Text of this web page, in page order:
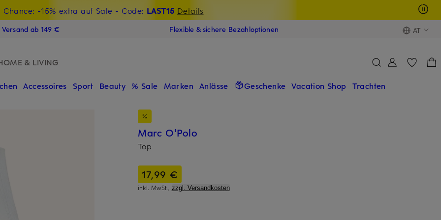
Chance: -15% extra auf Sale - Code: LAST15 Details
Willkommensgutschein mit Beyond sichern
ab 149 € Flexible & sichere Bezahloptionen AT
& LIVING
Accessoires Sport Beauty % Sale Marken Anlässe Geschenke Vacation Shop Trachten
Marc O'Polo
Top
17,99 €
inkl. MwSt., zzgl. Versandkosten